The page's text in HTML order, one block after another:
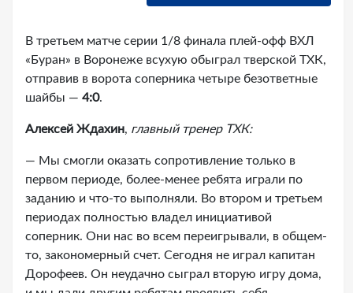
В третьем матче серии 1/8 финала плей-офф ВХЛ
«Буран» в Воронеже всухую обыграл тверской ТХК,
отправив в ворота соперника четыре безответные
шайбы — 4:0.
Алексей Ждахин, главный тренер ТХК:
— Мы смогли оказать сопротивление только в
первом периоде, более-менее ребята играли по
заданию и что-то выполняли. Во втором и третьем
периодах полностью владел инициативой
соперник. Они нас во всем переигрывали, в общем-
то, закономерный счет. Сегодня не играл капитан
Дорофеев. Он неудачно сыграл вторую игру дома,